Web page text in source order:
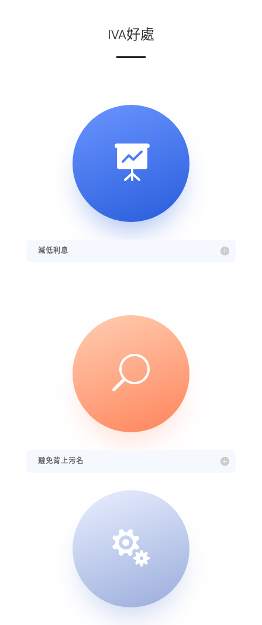
IVA好處

減低利息
U
避免背上污名
